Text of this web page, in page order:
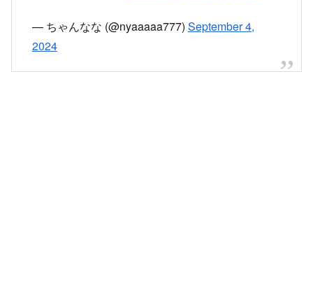
— ちゃんなな (@nyaaaaa777) September 4,
2024